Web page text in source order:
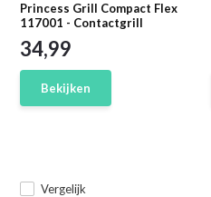
Princess Grill Compact Flex
117001 - Contactgrill
Vergelijk
34,99
Bekijken